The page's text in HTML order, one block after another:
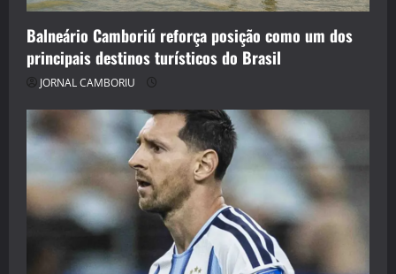
Balneário Camboriú reforça posição como um dos
principais destinos turísticos do Brasil
JORNAL CAMBORIU